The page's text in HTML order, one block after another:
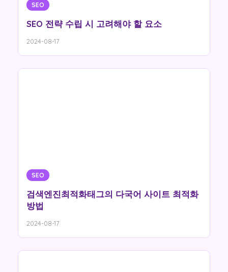
SEO
SEO 전략 수립 시 고려해야 할 요소
2024-08-17
SEO
검색엔진최적화태그의 다국어 사이트 최적화
방법
2024-08-17